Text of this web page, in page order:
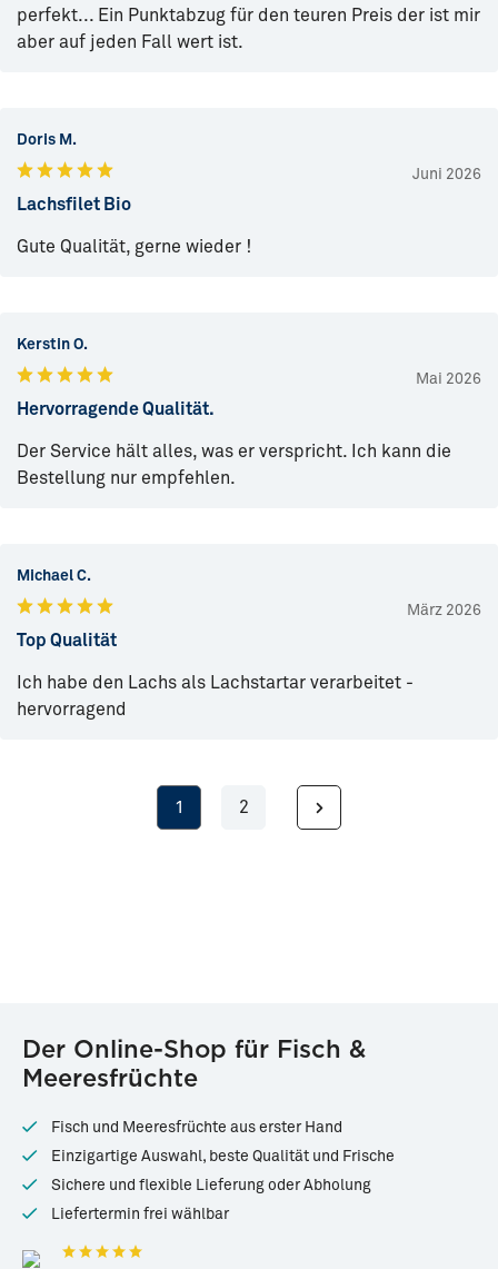
perfekt... Ein Punktabzug für den teuren Preis der ist mir
aber auf jeden Fall wert ist.
Doris M.
Juni 2026
Lachsfilet Bio
Gute Qualität, gerne wieder !
Kerstin O.
Mai 2026
Hervorragende Qualität.
Der Service hält alles, was er verspricht. Ich kann die
Bestellung nur empfehlen.
Michael C.
März 2026
Top Qualität
Ich habe den Lachs als Lachstartar verarbeitet -
hervorragend
Seite
1
2
Der Online-Shop für Fisch &
Meeresfrüchte
Fisch und Meeresfrüchte aus erster Hand
Einzigartige Auswahl, beste Qualität und Frische
Sichere und flexible Lieferung oder Abholung
Liefertermin frei wählbar